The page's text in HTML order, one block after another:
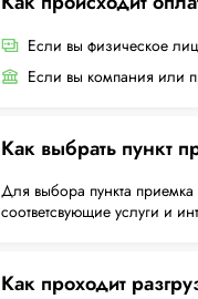
Если вы физическое
Если вы компания или
Как выбрать пункт
Для выбора пункта
соответсвующие услуги и
Как проходит